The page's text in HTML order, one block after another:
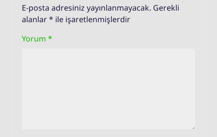
E-posta adresiniz yayınlanmayacak. Gerekli
alanlar* ile işaretlenmişlerdir
Yorum *